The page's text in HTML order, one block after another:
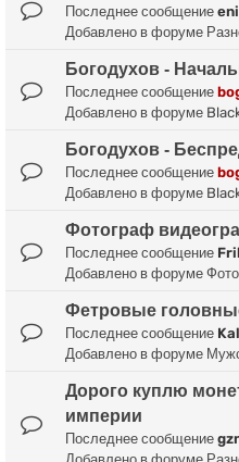
Последнее сообщение
Добавлено в форуме
Богодухов -
Последнее сообщение
Добавлено в форуме
Богодухов -
Последнее сообщение
Добавлено в форуме
Фотограф
Последнее сообщение
Добавлено в форуме
Фетровые
Последнее сообщение
Добавлено в форуме
Дорого куплю
империи
Последнее сообщение